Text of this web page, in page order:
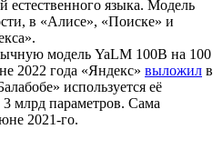
естественного языка. Модель
в «Алисе», «Поиске» и
модель YaLM 100B на 100
2022 года «Яндекс» выложил в
используется её
3 млрд параметров. Сама
2021-го.